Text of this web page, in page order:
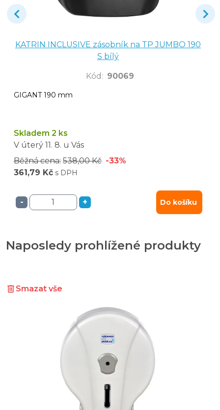
KATRIN INCLUSIVE zásobník na TP JUMBO 190
S bílý
Kód : 90069
GIGANT 190 mm
Skladem 2 ks
V úterý 11. 8. u Vás
Běžná cena: 538,00 Kč -33%
361,79 Kč s DPH
- + Do košíku
Naposledy prohlížené produkty
Smazat vše